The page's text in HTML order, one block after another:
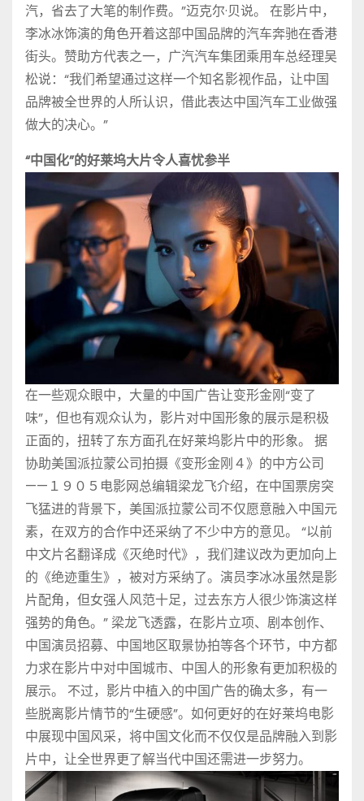
汽，省去了大笔的制作费。”迈克尔·贝说。 在影片中，
李冰冰饰演的角色开着这部中国品牌的汽车奔驰在香港
街头。赞助方代表之一，广汽汽车集团乘用车总经理吴
松说：“我们希望通过这样一个知名影视作品，让中国
品牌被全世界的人所认识，借此表达中国汽车工业做强
做大的决心。”
“中国化”的好莱坞大片令人喜忧参半
在一些观众眼中，大量的中国广告让变形金刚“变了
味”，但也有观众认为，影片对中国形象的展示是积极
正面的，扭转了东方面孔在好莱坞影片中的形象。 据
协助美国派拉蒙公司拍摄《变形金刚４》的中方公司
——１９０５电影网总编辑梁龙飞介绍，在中国票房突
飞猛进的背景下，美国派拉蒙公司不仅愿意融入中国元
素，在双方的合作中还采纳了不少中方的意见。 “以前
中文片名翻译成《灭绝时代》，我们建议改为更加向上
的《绝迹重生》，被对方采纳了。演员李冰冰虽然是影
片配角，但女强人风范十足，过去东方人很少饰演这样
强势的角色。” 梁龙飞透露，在影片立项、剧本创作、
中国演员招募、中国地区取景协拍等各个环节，中方都
力求在影片中对中国城市、中国人的形象有更加积极的
展示。 不过，影片中植入的中国广告的确太多，有一
些脱离影片情节的“生硬感”。如何更好的在好莱坞电影
中展现中国风采，将中国文化而不仅仅是品牌融入到影
片中，让全世界更了解当代中国还需进一步努力。